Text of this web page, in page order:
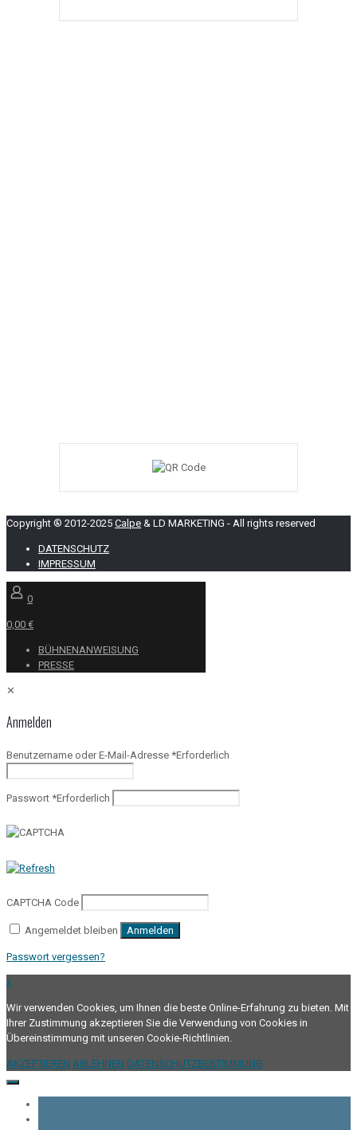
Copyright ® 2012-2025 Calpe & LD MARKETING - All rights reserved
DATENSCHUTZ
IMPRESSUM
0
0,00 €
BÜHNENANWEISUNG
PRESSE
✕
Anmelden
Benutzername oder E-Mail-Adresse *Erforderlich
Passwort *Erforderlich
CAPTCHA Code
Angemeldet bleiben Anmelden
Passwort vergessen?
x
Wir verwenden Cookies, um Ihnen die beste Online-Erfahrung zu bieten. Mit
Ihrer Zustimmung akzeptieren Sie die Verwendung von Cookies in
Übereinstimmung mit unseren Cookie-Richtlinien.
AKZEPTIEREN ABLEHNEN DATENSCHUTZBESTIMMUNG